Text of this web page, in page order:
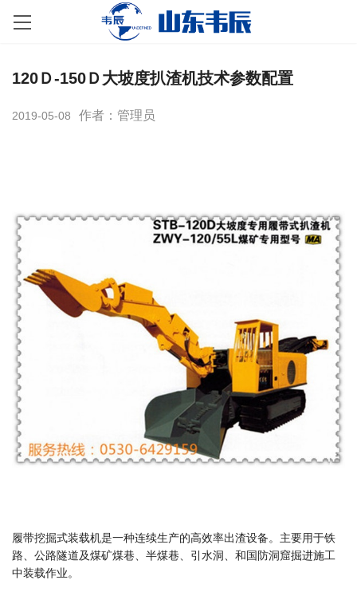
120Ｄ-150Ｄ大坡度扒渣机技术参数配置
2019-05-08 作者：管理员
履带挖掘式装载机是一种连续生产的高效率出渣设备。主要用于铁
路、公路隧道及煤矿煤巷、半煤巷、引水洞、和国防洞窟掘进施工
中装载作业。